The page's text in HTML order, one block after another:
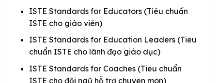
ISTE Standards for Educators (Tiêu chuẩn
ISTE cho giáo viên)
ISTE Standards for Education Leaders (Tiêu
chuẩn ISTE cho lãnh đạo giáo dục)
ISTE Standards for Coaches (Tiêu chuẩn
ISTE cho đội ngũ hỗ trợ chuyên môn)